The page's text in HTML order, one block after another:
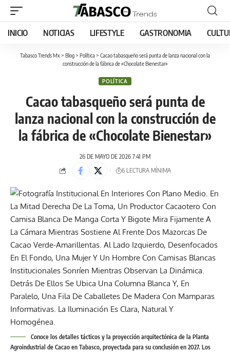
INICIO NOTICIAS LIFESTYLE GASTRONOMIA
Tabasco Trends Mx> Blog> Política> Cacao tabasqueño será punta de lanza nacional con la
construcción de la fábrica de «Chocolate Bienestar»
POLÍTICA
Cacao tabasqueño será punta de
lanza nacional con la construcción de
la fábrica de «Chocolate Bienestar»
26 DE MAYO DE 2026 7:41 PM
6 LECTURA MÍNIMA
Conoce los detalles tácticos y la proyección arquitectónica de la Planta
Agroindustrial de Cacao en Tabasco, proyectada para su conclusión en 2027. Los